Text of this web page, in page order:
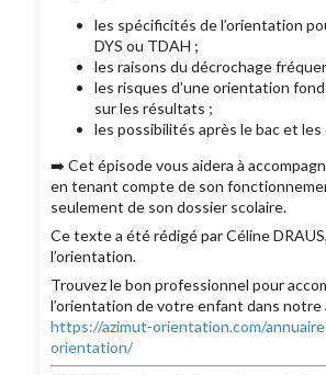
les spécificités de l’orientation
DYS ou TDAH ;
les raisons du décrochage
les risques d’une orientation
sur les résultats ;
les possibilités après le bac et
➡️ Cet épisode vous aidera à
en tenant compte de son
seulement de son dossier scolaire.
Ce texte a été rédigé par Céline
l’orientation.
Trouvez le bon professionnel pour
l’orientation de votre enfant dans notre
https://azimut-orientation.com/
orientation/